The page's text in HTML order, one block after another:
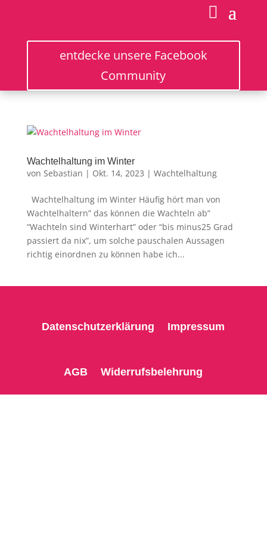
entdecke unsere Facebook
Community
Wachtelhaltung im Winter
von Sebastian | Okt. 14, 2023 | Wachtelhaltung
Wachtelhaltung im Winter Häufig hört man von
Wachtelhaltern” das können die Wachteln ab”
“Wachteln sind Winterhart” oder “bis minus25 Grad
passiert da nix”, um solche pauschalen Aussagen
richtig einordnen zu können habe ich...
Datenschutzerklärung Impressum
AGB Widerrufsbelehrung